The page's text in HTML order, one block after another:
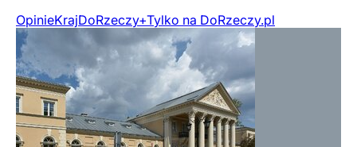
OpinieKrajDoRzeczy+Tylko na DoRzeczy.pl